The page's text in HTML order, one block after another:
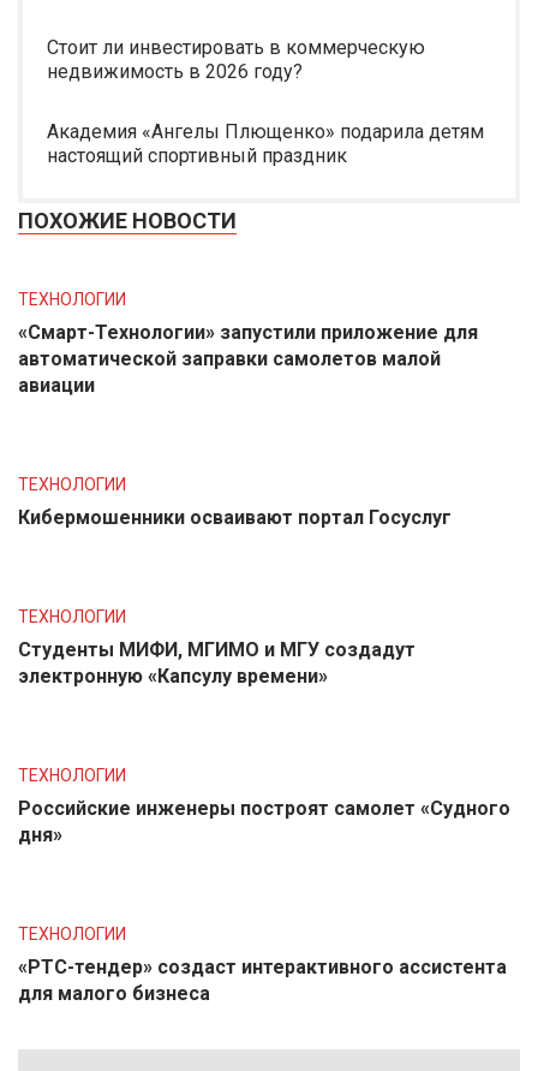
Стоит ли инвестировать в коммерческую
недвижимость в 2026 году?
Академия «Ангелы Плющенко» подарила детям
настоящий спортивный праздник
ПОХОЖИЕ НОВОСТИ
ТЕХНОЛОГИИ
«Смарт-Технологии» запустили приложение для
автоматической заправки самолетов малой
авиации
ТЕХНОЛОГИИ
Кибермошенники осваивают портал Госуслуг
ТЕХНОЛОГИИ
Студенты МИФИ, МГИМО и МГУ создадут
электронную «Капсулу времени»
ТЕХНОЛОГИИ
Российские инженеры построят самолет «Судного
дня»
ТЕХНОЛОГИИ
«РТС-тендер» создаст интерактивного ассистента
для малого бизнеса